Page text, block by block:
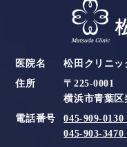
医院名
松田クリニッ
住所
〒225-0001
横浜市青葉区
電話番号
045-909-0130
045-903-